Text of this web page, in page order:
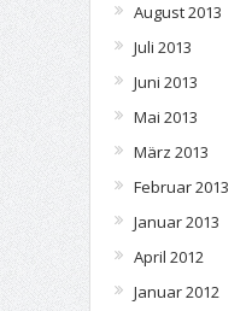
August 2013
Juli 2013
Juni 2013
Mai 2013
März 2013
Februar 2013
Januar 2013
April 2012
Januar 2012